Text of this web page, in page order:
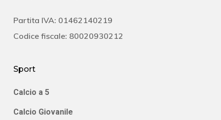
Partita IVA: 01462140219
Codice fiscale: 80020930212
Sport
Calcio a 5
Calcio Giovanile